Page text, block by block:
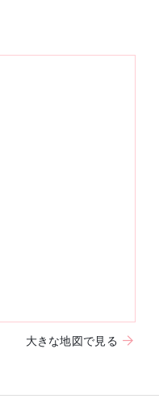
大きな地図で見る